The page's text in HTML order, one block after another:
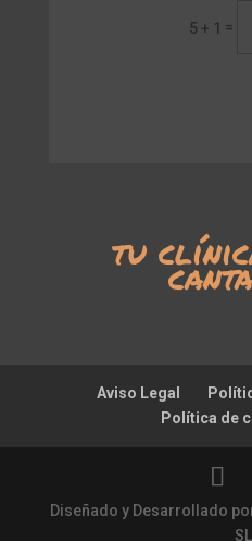
5 + 1 =
tu
Aviso Legal
Política de
Diseñado y Desarrollado
SL